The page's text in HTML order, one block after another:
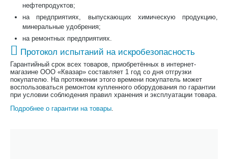
нефтепродуктов;
на предприятиях, выпускающих химическую продукцию,
минеральные удобрения;
на ремонтных предприятиях.
Протокол испытаний на искробезопасность
Гарантийный срок всех товаров, приобретённых в интернет-
магазине ООО «Квазар» составляет 1 год со дня отгрузки
покупателю. На протяжении этого времени покупатель может
воспользоваться ремонтом купленного оборудования по гарантии
при условии соблюдения правил хранения и эксплуатации товара.
Подробнее о гарантии на товары.